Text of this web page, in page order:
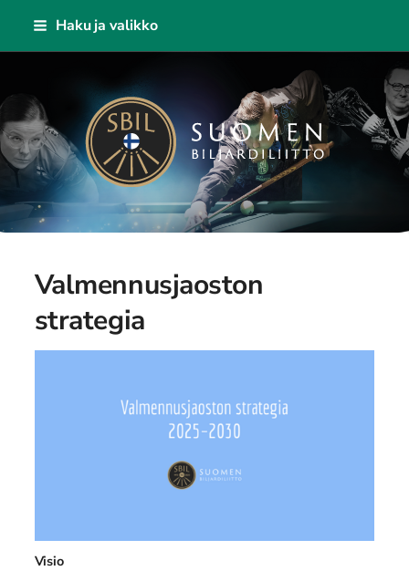
Siirry
Haku ja valikko
Suomen Biljardiliitto ry
Valmennusjaoston
strategia
Visio